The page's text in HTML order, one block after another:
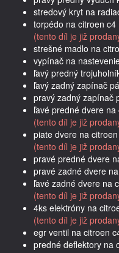
stredový kryt na
torpédo na citroen
(tento díl je již
strešné madlo na
vypínač na
ľavý predný
ľavý zadný zapínač
pravý zadný zapínač
ľavé predné dvere na
(tento díl je již
piate dvere na
(tento díl je již
pravé predné dvere
pravé zadné dvere
ľavé zadné dvere na
(tento díl je již
4ks elektróny na
(tento díl je již
egr ventil na citroen
predné deflektory na